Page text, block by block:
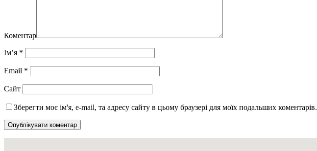
Коментар
Ім’я *
Email *
Сайт
Зберегти моє ім'я, e-mail, та адресу сайту в цьому браузері для моїх подальших коментарів.